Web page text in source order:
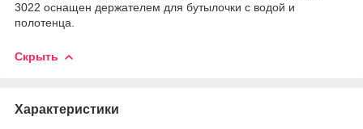
3022 оснащен держателем для бутылочки с водой и
полотенца.
Скрыть
Характеристики